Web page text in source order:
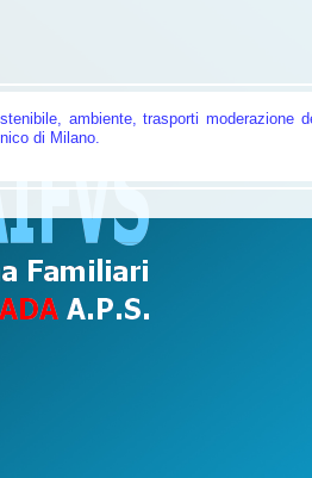
ambiente, trasporti moderazione
di Milano.